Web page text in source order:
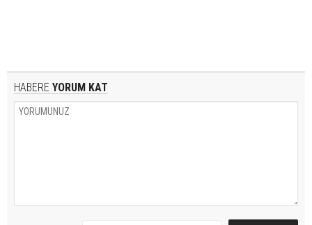
HABERE YORUM KAT